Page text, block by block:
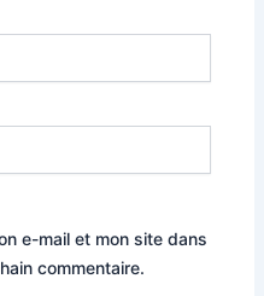
e-mail et mon site dans
commentaire.